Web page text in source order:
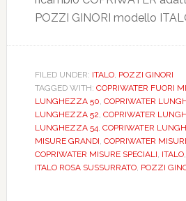
POZZI GINORI modello
FILED UNDER: ITALO, POZZI GINORI
TAGGED WITH: COPRIWATER FUORI
LUNGHEZZA 50, COPRIWATER
LUNGHEZZA 52, COPRIWATER
LUNGHEZZA 54, COPRIWATER
MISURE GRANDI, COPRIWATER
COPRIWATER MISURE SPECIALI, ITALO,
ITALO ROSA SUSSURRATO, POZZI